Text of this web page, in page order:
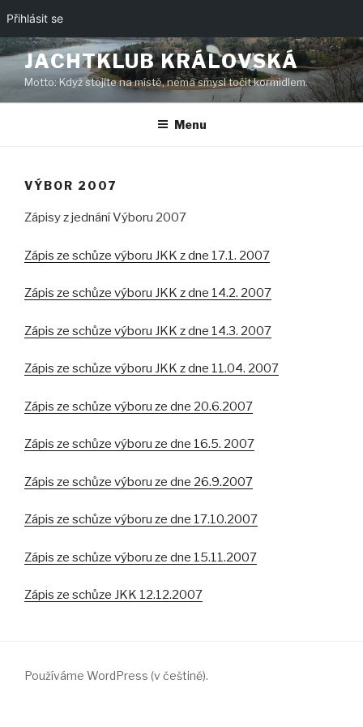
Přihlásit se
Přejít
obsahu
webu
JACHTKLUB KRÁLOVSKÁ
Motto: Když stojíte na místě, nemá smysl točit kormidlem.
Menu
VÝBOR 2007
Zápisy z jednání Výboru 2007
Zápis ze schůze výboru JKK z dne 17.1. 2007
Zápis ze schůze výboru JKK z dne 14.2. 2007
Zápis ze schůze výboru JKK z dne 14.3. 2007
Zápis ze schůze výboru JKK z dne 11.04. 2007
Zápis ze schůze výboru ze dne 20.6.2007
Zápis ze schůze výboru ze dne 16.5. 2007
Zápis ze schůze výboru ze dne 26.9.2007
Zápis ze schůze výboru ze dne 17.10.2007
Zápis ze schůze výboru ze dne 15.11.2007
Zápis ze schůze JKK 12.12.2007
Používáme WordPress (v češtině).